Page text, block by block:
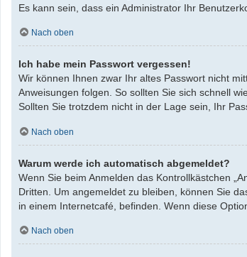
Es kann sein, dass ein Administrator Ihr
Nach oben
Ich habe mein Passwort vergessen!
Wir können Ihnen zwar Ihr altes Passwort nicht
Anweisungen folgen. So sollten Sie sich schnell
Sollten Sie trotzdem nicht in der Lage sein, Ihr
Nach oben
Warum werde ich automatisch abgemeldet?
Wenn Sie beim Anmelden das Kontrollkästchen
Dritten. Um angemeldet zu bleiben, können Sie
in einem Internetcafé, befinden. Wenn diese
Nach oben